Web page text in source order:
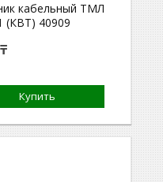
кабельный ТМЛ
(КВТ) 40909
Купить